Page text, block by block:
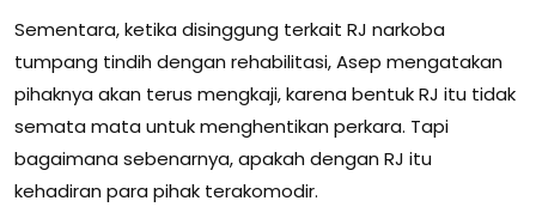
Sementara, ketika disinggung terkait RJ narkoba
tumpang tindih dengan rehabilitasi, Asep mengatakan
pihaknya akan terus mengkaji, karena bentuk RJ itu tidak
semata mata untuk menghentikan perkara. Tapi
bagaimana sebenarnya, apakah dengan RJ itu
kehadiran para pihak terakomodir.